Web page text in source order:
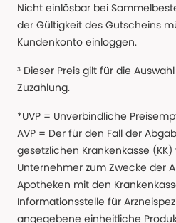
Nicht einlösbar bei
der Gültigkeit des Gutscheins
Kundenkonto einloggen.
³ Dieser Preis gilt für die
Zuzahlung.
*UVP = Unverbindliche
AVP = Der für den Fall der
gesetzlichen Krankenkasse
Unternehmer zum Zwecke der
Apotheken mit den
Informationsstelle für
angegebene einheitliche